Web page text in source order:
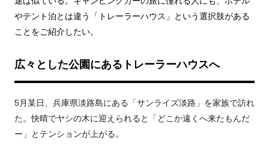
やテント泊とは違う「トレーラーハウス」という選択肢がある
ことをご紹介したい。
広々とした公園にあるトレーラーハウスへ
5月某日、兵庫県淡路島にある「サンライズ淡路」を家族で訪れ
た。快晴でヤシの木に迎えられると「どこか遠くへ来たもんだ
ー」とテンションが上がる。